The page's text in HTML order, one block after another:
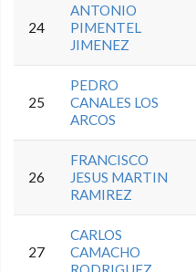
24
ANTONIO
PIMENTEL
JIMENEZ
25
PEDRO
CANALES LOS
ARCOS
26
FRANCISCO
JESUS MARTIN
RAMIREZ
27
CARLOS
CAMACHO